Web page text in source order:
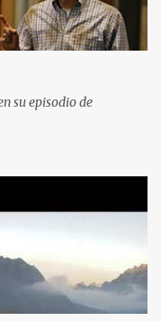
su episodio de